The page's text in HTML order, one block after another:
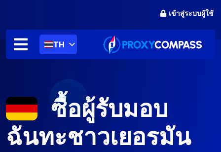
เนื้อหา
เข้าสู่ระบบผู้ใช้
TH
ซื้อผู้รับมอบ
ฉันทะชาวเยอรมัน